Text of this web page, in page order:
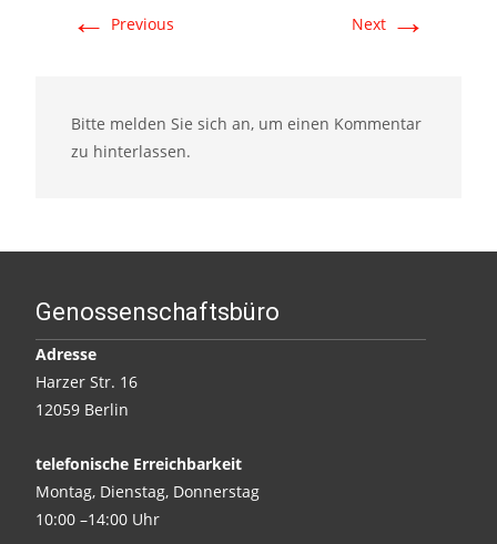
← Previous Next →
Bitte melden Sie sich an, um einen Kommentar
zu hinterlassen.
Genossenschaftsbüro
Adresse
Harzer Str. 16
12059 Berlin
telefonische Erreichbarkeit
Montag, Dienstag, Donnerstag
10:00 –14:00 Uhr